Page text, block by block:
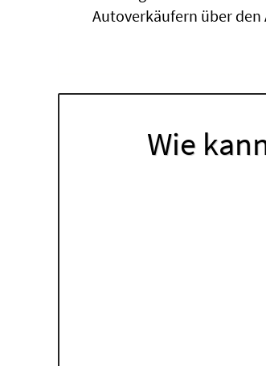
Autoverkäufern über den
Wie